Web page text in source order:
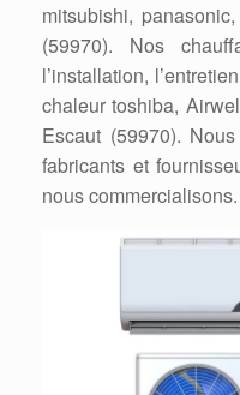
mitsubishi,
(59970). Nos
l’installation,
chaleur toshiba,
Escaut (59970).
fabricants et
nous commercialisons.